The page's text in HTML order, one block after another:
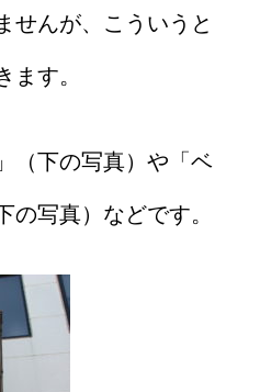
せんが、こういうと
す。
（下の写真）や「ベ
写真）などです。